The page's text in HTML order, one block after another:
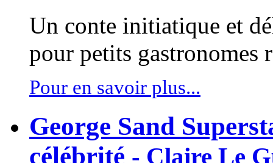
Un conte initiatique et
pour petits gastronomes
Pour en savoir plus...
George Sand
célébrité - Claire Le